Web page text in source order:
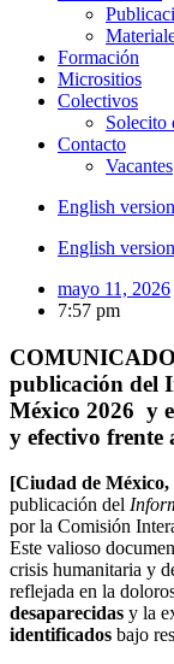
Formación
Micrositios
Colectivos
Solecito
Contacto
Vacantes
English version
English version
mayo 11, 2026
7:57 pm
publicación del
México 2026 y
y efectivo frente
[Ciudad de México,
publicación del
por la Comisión
Este valioso
crisis humanitaria y
reflejada en la
desaparecidas y la
identificados bajo